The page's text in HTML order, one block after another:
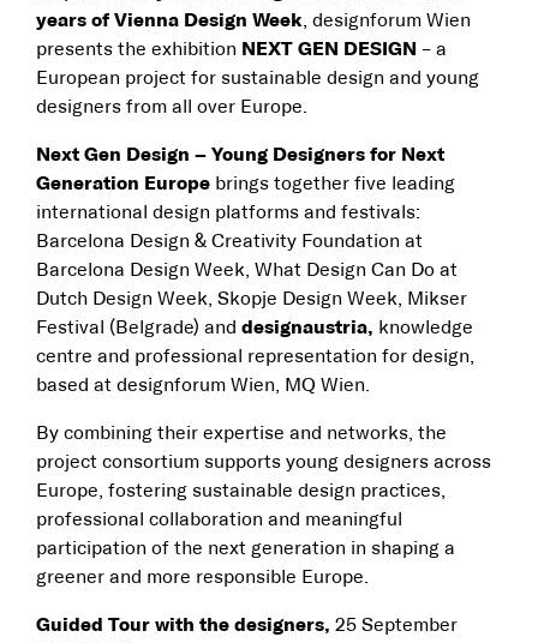
years of Vienna Design Week , designforum Wien
presents the exhibition NEXT GEN DESIGN – a
European project for sustainable design and young
designers from all over Europe.
Next Gen Design – Young Designers for Next
Generation Europe brings together five leading
international design platforms and festivals:
Barcelona Design & Creativity Foundation at
Barcelona Design Week, What Design Can Do at
Dutch Design Week, Skopje Design Week, Mikser
Festival (Belgrade) and designaustria, knowledge
centre and professional representation for design,
based at designforum Wien, MQ Wien.
By combining their expertise and networks, the
project consortium supports young designers across
Europe, fostering sustainable design practices,
professional collaboration and meaningful
participation of the next generation in shaping a
greener and more responsible Europe.
Guided Tour with the designers, 25 September